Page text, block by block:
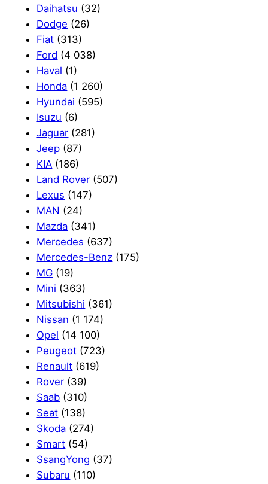
Daihatsu (32)
Dodge (26)
Fiat (313)
Ford (4 038)
Haval (1)
Honda (1 260)
Hyundai (595)
Isuzu (6)
Jaguar (281)
Jeep (87)
KIA (186)
Land Rover (507)
Lexus (147)
MAN (24)
Mazda (341)
Mercedes (637)
Mercedes-Benz (175)
MG (19)
Mini (363)
Mitsubishi (361)
Nissan (1 174)
Opel (14 100)
Peugeot (723)
Renault (619)
Rover (39)
Saab (310)
Seat (138)
Skoda (274)
Smart (54)
SsangYong (37)
Subaru (110)